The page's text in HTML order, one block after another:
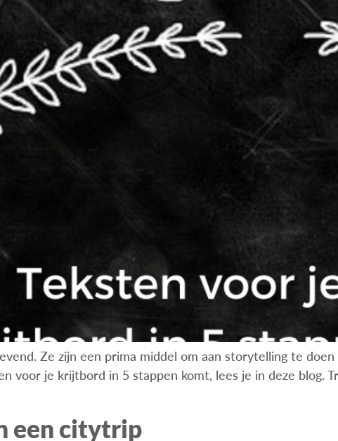
Ze zijn een prima middel om aan storytelling te
voor je krijtbord in 5 stappen komt, lees je in deze blog.
een citytrip